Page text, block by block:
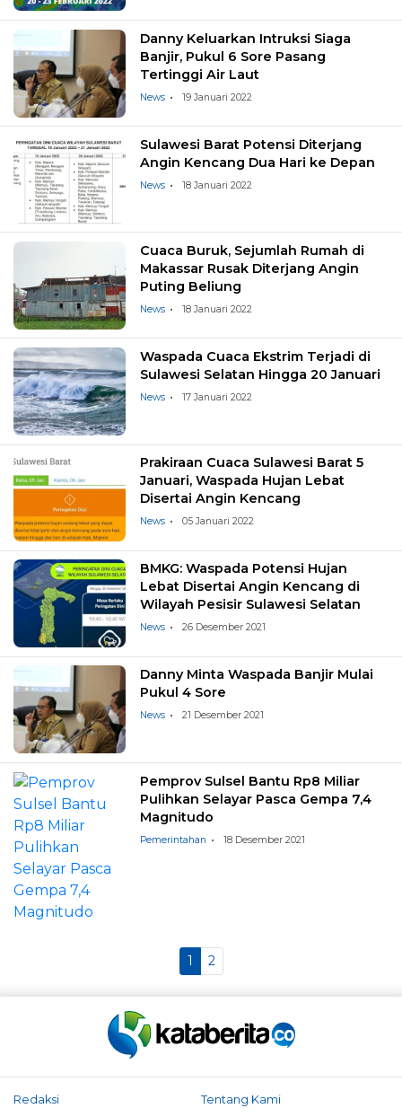
Danny Keluarkan Intruksi Siaga
Banjir, Pukul 6 Sore Pasang
Tertinggi Air Laut
News 19 Januari 2022
Sulawesi Barat Potensi Diterjang
Angin Kencang Dua Hari ke Depan
News 18 Januari 2022
Cuaca Buruk, Sejumlah Rumah di
Makassar Rusak Diterjang Angin
Puting Beliung
News 18 Januari 2022
Waspada Cuaca Ekstrim Terjadi di
Sulawesi Selatan Hingga 20 Januari
News 17 Januari 2022
Prakiraan Cuaca Sulawesi Barat 5
Januari, Waspada Hujan Lebat
Disertai Angin Kencang
News 05 Januari 2022
BMKG: Waspada Potensi Hujan
Lebat Disertai Angin Kencang di
Wilayah Pesisir Sulawesi Selatan
News 26 Desember 2021
Danny Minta Waspada Banjir Mulai
Pukul 4 Sore
News 21 Desember 2021
Pemprov Sulsel Bantu Rp8 Miliar
Pulihkan Selayar Pasca Gempa 7,4
Magnitudo
Pemerintahan 18 Desember 2021
1 2
Redaksi Tentang Kami